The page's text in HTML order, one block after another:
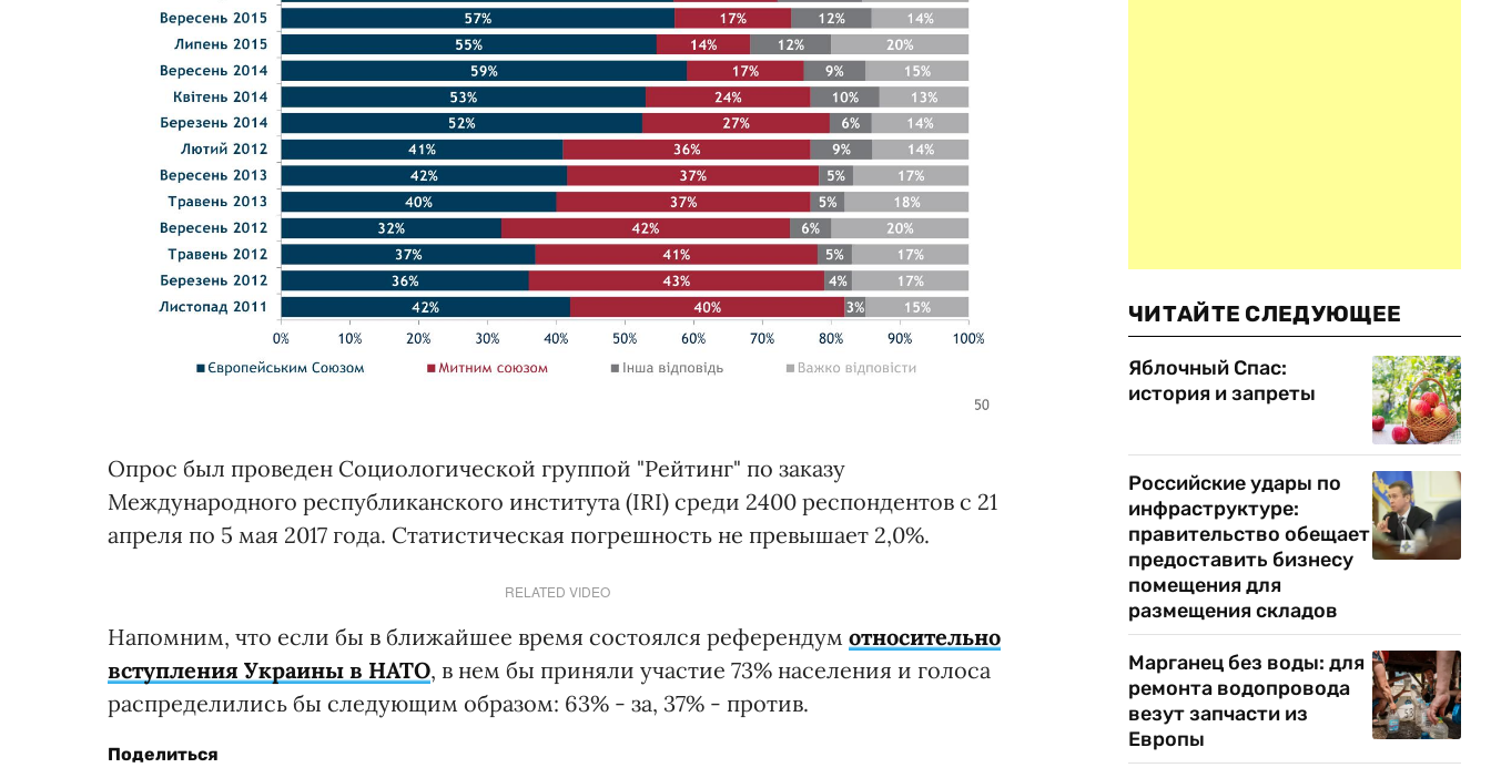
Опрос был проведен Социологической группой "Рейтинг" по заказу
Международного республиканского института (IRI) среди 2400 респондентов с 21
апреля по 5 мая 2017 года. Статистическая погрешность не превышает 2,0%.
RELATED VIDEO
Напомним, что если бы в ближайшее время состоялся референдум относительно
вступления Украины в НАТО, в нем бы приняли участие 73% населения и голоса
распределились бы следующим образом: 63% - за, 37% - против.
Поделиться
ЧИТАЙТЕ СЛЕДУЮЩЕЕ
Яблочный Спас:
история и запреты
Российские удары по
инфраструктуре:
правительство обещает
предоставить бизнесу
помещения для
размещения складов
Марганец без воды: для
ремонта водопровода
везут запчасти из
Европы